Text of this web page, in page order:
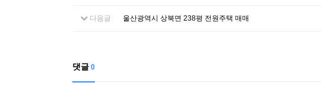
다음글 울산광역시 상북면 238평 전원주택 매매
댓글 0